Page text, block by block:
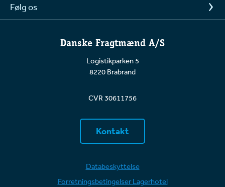
Følg os
Danske Fragtmænd A/S
Logistikparken 5
8220 Brabrand
CVR 30611756
Kontakt
Databeskyttelse
Forretningsbetingelser Lagerhotel